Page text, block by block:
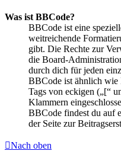
Was ist BBCode?
BBCode ist eine
weitreichende
gibt. Die Rechte zur
die Board-
durch dich für jeden
BBCode ist ähnlich wie
Tags von eckigen („[“
Klammern
BBCode findest du auf
der Seite zur
Nach oben